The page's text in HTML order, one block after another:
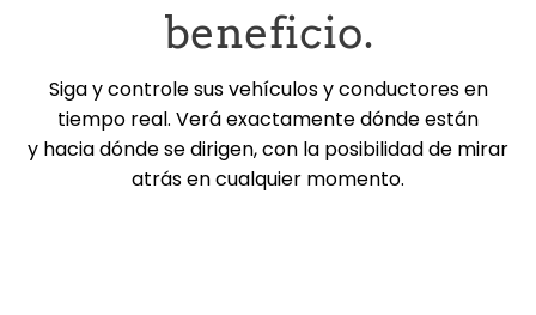
beneficio.
Siga y controle sus vehículos y conductores en
tiempo real. Verá exactamente dónde están
y hacia dónde se dirigen, con la posibilidad de mirar
atrás en cualquier momento.